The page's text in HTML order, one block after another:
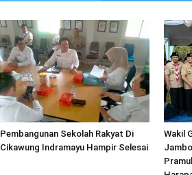
Pembangunan Sekolah Rakyat Di
Cikawung Indramayu Hampir Selesai
Wakil